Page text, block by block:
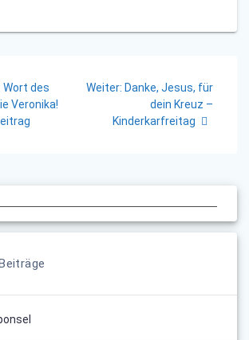
Vorheriger
Beitrag:
Wort des
Veronika!
Weiter: Nächster
Beitrag:
Danke, Jesus, für
dein Kreuz –
Kinderkarfreitag